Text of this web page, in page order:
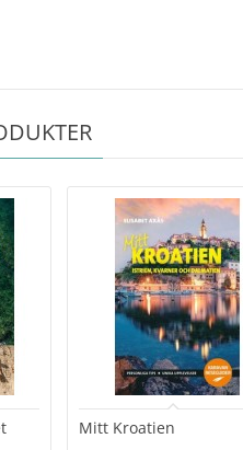
Mitt Kroatien